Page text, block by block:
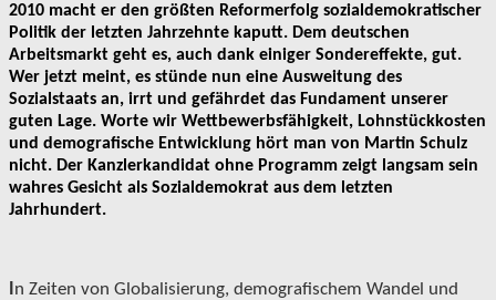
2010 macht er den größten Reformerfolg sozialdemokratischer
Politik der letzten Jahrzehnte kaputt. Dem deutschen
Arbeitsmarkt geht es, auch dank einiger Sondereffekte, gut.
Wer jetzt meint, es stünde nun eine Ausweitung des
Sozialstaats an, irrt und gefährdet das Fundament unserer
guten Lage. Worte wir Wettbewerbsfähigkeit, Lohnstückkosten
und demografische Entwicklung hört man von Martin Schulz
nicht. Der Kanzlerkandidat ohne Programm zeigt langsam sein
wahres Gesicht als Sozialdemokrat aus dem letzten
Jahrhundert.
n Zeiten von Globalisierung, demografischem Wandel und